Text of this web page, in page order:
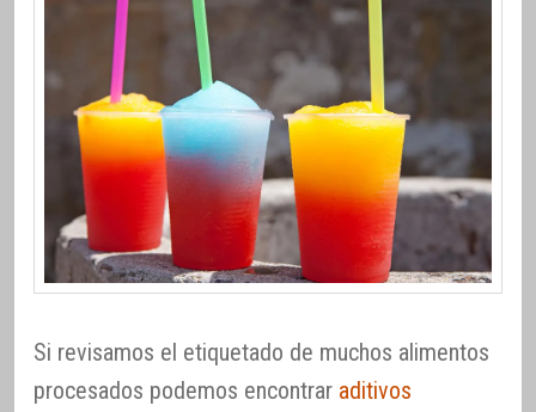
Si revisamos el etiquetado de muchos alimentos
procesados podemos encontrar aditivos